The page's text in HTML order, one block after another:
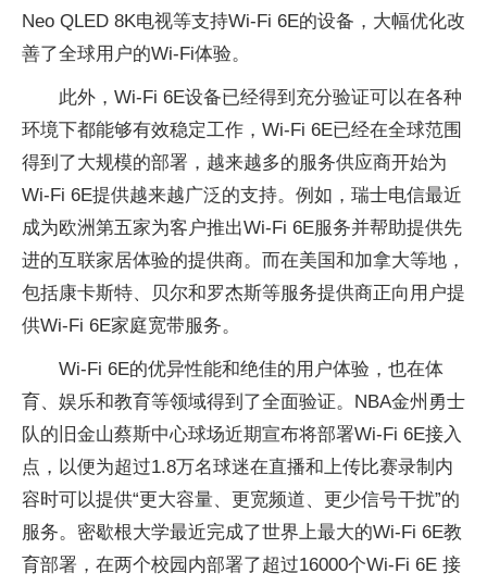
Neo QLED 8K电视等支持Wi-Fi 6E的设备，大幅优化改
善了全球用户的Wi-Fi体验。
此外，Wi-Fi 6E设备已经得到充分验证可以在各种
环境下都能够有效稳定工作，Wi-Fi 6E已经在全球范围
得到了大规模的部署，越来越多的服务供应商开始为
Wi-Fi 6E提供越来越广泛的支持。例如，瑞士电信最近
成为欧洲第五家为客户推出Wi-Fi 6E服务并帮助提供先
进的互联家居体验的提供商。而在美国和加拿大等地，
包括康卡斯特、贝尔和罗杰斯等服务提供商正向用户提
供Wi-Fi 6E家庭宽带服务。
Wi-Fi 6E的优异性能和绝佳的用户体验，也在体
育、娱乐和教育等领域得到了全面验证。NBA金州勇士
队的旧金山蔡斯中心球场近期宣布将部署Wi-Fi 6E接入
点，以便为超过1.8万名球迷在直播和上传比赛录制内
容时可以提供“更大容量、更宽频道、更少信号干扰”的
服务。密歇根大学最近完成了世界上最大的Wi-Fi 6E教
育部署，在两个校园内部署了超过16000个Wi-Fi 6E 接